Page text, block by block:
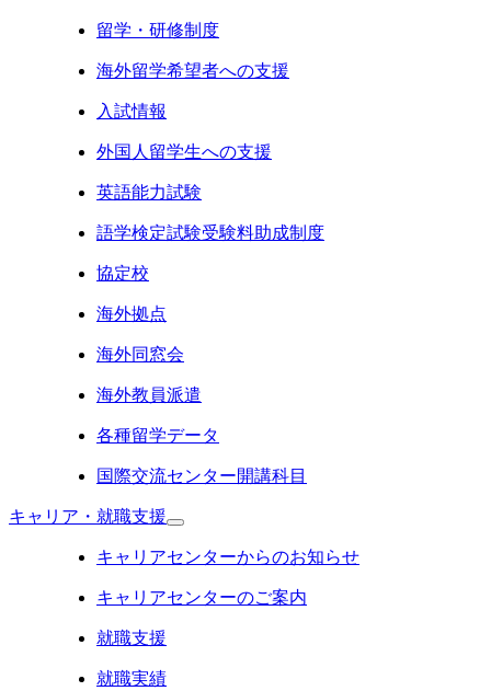
留学・研修制度
海外留学希望者への支援
入試情報
外国人留学生への支援
英語能力試験
語学検定試験受験料助成制度
協定校
海外拠点
海外同窓会
海外教員派遣
各種留学データ
国際交流センター開講科目
キャリア・就職支援
キャリアセンターからのお知らせ
キャリアセンターのご案内
就職支援
就職実績